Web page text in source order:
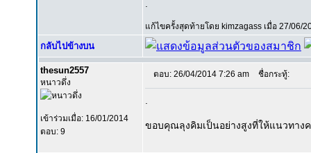
แก้ไขครั้งสุดท้ายโดย kimzagass เมื่อ 27/06/
กลับไปข้างบน
thesun2557
หนาวดึ่ง
เข้าร่วมเมื่อ: 16/01/2014
ตอบ: 9
ตอบ: 26/04/2014 7:26 am ชื่อกระทู้:
ขอบคุณลุงคิมเป็นอย่างสูงที่ให้แนวทาง